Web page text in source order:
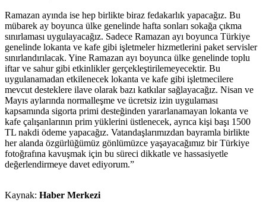
Ramazan ayında ise hep birlikte biraz fedakarlık yapacağız. Bu
mübarek ay boyunca ülke genelinde hafta sonları sokağa çıkma
sınırlaması uygulayacağız. Sadece Ramazan ayı boyunca Türkiye
genelinde lokanta ve kafe gibi işletmeler hizmetlerini paket servisler
sınırlandırılacak. Yine Ramazan ayı boyunca ülke genelinde toplu
iftar ve sahur gibi etkinlikler gerçekleştirilemeyecektir. Bu
uygulanamadan etkilenecek lokanta ve kafe gibi işletmecilere
mevcut desteklere ilave olarak bazı katkılar sağlayacağız. Nisan ve
Mayıs aylarında normalleşme ve ücretsiz izin uygulaması
kapsamında sigorta primi desteğinden yararlanamayan lokanta ve
kafe çalışanlarının prim yüklerini üstlenecek, ayrıca kişi başı 1500
TL nakdi ödeme yapacağız. Vatandaşlarımızdan bayramla birlikte
her alanda özgürlüğümüz gönlümüzce yaşayacağımız bir Türkiye
fotoğrafına kavuşmak için bu süreci dikkatle ve hassasiyetle
değerlendirmeye davet ediyorum.”
Kaynak: Haber Merkezi